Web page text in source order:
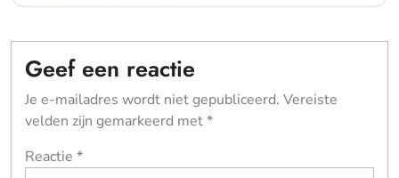
Geef een reactie
Je e-mailadres wordt niet gepubliceerd. Vereiste
velden zijn gemarkeerd met*
Reactie *